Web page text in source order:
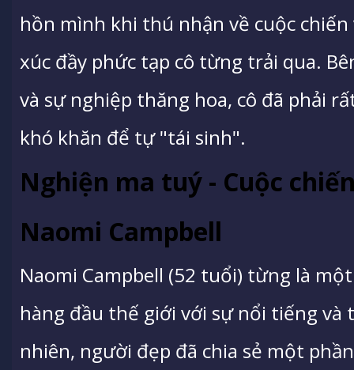
hồn mình khi thú nhận về cuộc
xúc đầy phức tạp cô từng trải qua.
và sự nghiệp thăng hoa, cô đã phải
khó khăn để tự "tái sinh".
Nghiện ma tuý - Cuộc
Naomi Campbell
Naomi Campbell (52 tuổi) từng là
hàng đầu thế giới với sự nổi tiếng và
nhiên, người đẹp đã chia sẻ một